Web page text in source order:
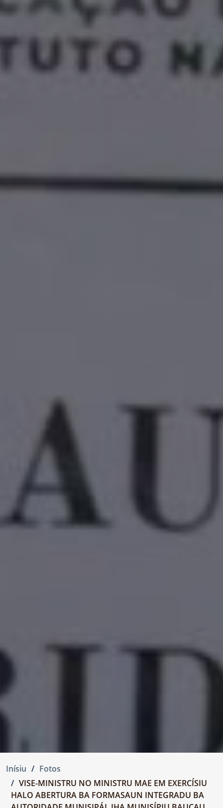
Inísiu
Fotos
VISE-MINISTRU NO MINISTRU MAE EM EXERCÍSIU
HALO ABERTURA BA FORMASAUN INTEGRADU BA